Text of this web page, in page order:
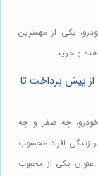
یکی از مهمترین
و خرید
پیش پرداخت تا
چه صفر و چه
زندگی افراد محسوب
یکی از محبوب